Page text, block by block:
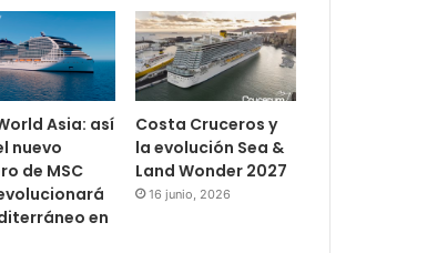
Asia: así
nuevo
de MSC
en
Costa Cruceros y
la evolución Sea &
Land Wonder 2027
16 junio, 2026